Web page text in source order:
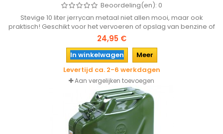
Beoordeling(en): 0
Stevige 10 liter jerrycan metaal niet allen mooi, maar ook
praktisch! Geschikt voor het vervoeren of opslag van benzine of
water (uiteraard niet voor beide gebruiken..)
24,95 €
In winkelwagen
Meer
Levertijd ca. 2-6 werkdagen
Aan vergelijken toevoegen